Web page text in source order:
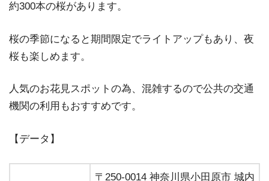
約300本の桜があります。
桜の季節になると期間限定でライトアップもあり、夜
桜も楽しめます。
人気のお花見スポットの為、混雑するので公共の交通
機関の利用もおすすめです。
【データ】
〒250-0014 神奈川県小田原市 城内